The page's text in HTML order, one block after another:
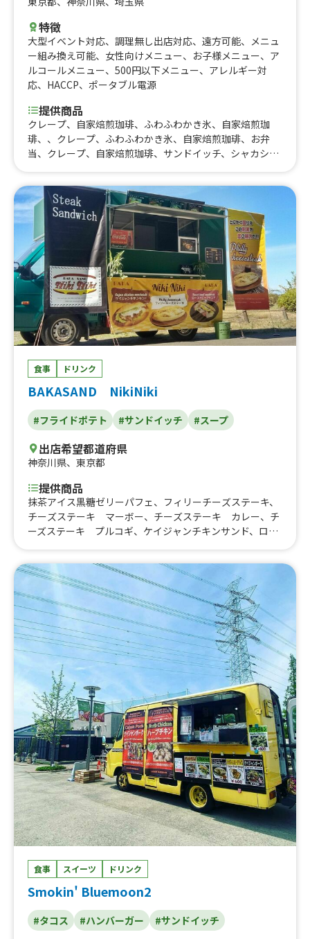
特徴
大型イベント対応、 調理無し出店対応、 遠方可能、 メニュ
ー組み換え可能、 女性向けメニュー、 お子様メニュー、 ア
ルコールメニュー、 500円以下メニュー、 アレルギー対
応、 HACCP、 ポータブル電源
提供商品
クレープ、自家焙煎珈琲、ふわふわかき氷、自家焙煎珈
琲、、クレープ、ふわふわかき氷、自家焙煎珈琲、お弁
当、クレープ、自家焙煎珈琲、サンドイッチ、シャカシャ
食事 ドリンク
BAKASAND NikiNiki
#フライドポテト #サンドイッチ #スープ
出店希望都道府県
神奈川県、 東京都
提供商品
抹茶アイス黒糖ゼリーパフェ、フィリーチーズステーキ、
チーズステーキ マーボー、チーズステーキ カレー、チ
ーズステーキ プルコギ、ケイジャンチキンサンド、ロー
ッシュ、フロート
食事 スイーツ ドリンク
Smokin' Bluemoon2
#タコス #ハンバーガー #サンドイッチ